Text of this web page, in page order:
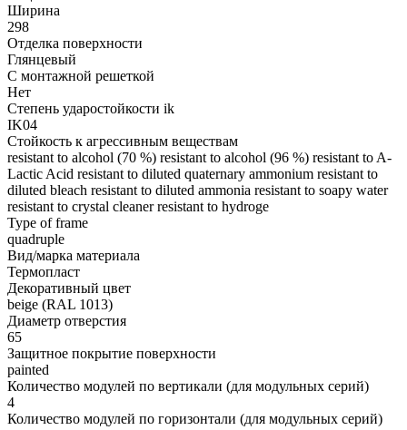
Ширина
298
Отделка поверхности
Глянцевый
С монтажной решеткой
Нет
Степень ударостойкости ik
IK04
Стойкость к агрессивным веществам
resistant to alcohol (70 %) resistant to alcohol (96 %) resistant to A-
Lactic Acid resistant to diluted quaternary ammonium resistant to
diluted bleach resistant to diluted ammonia resistant to soapy water
resistant to crystal cleaner resistant to hydroge
Type of frame
quadruple
Вид/марка материала
Термопласт
Декоративный цвет
beige (RAL 1013)
Диаметр отверстия
65
Защитное покрытие поверхности
painted
Количество модулей по вертикали (для модульных серий)
4
Количество модулей по горизонтали (для модульных серий)